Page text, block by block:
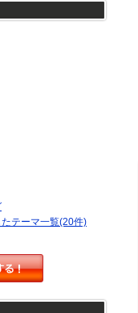
テーマ一覧(20件)